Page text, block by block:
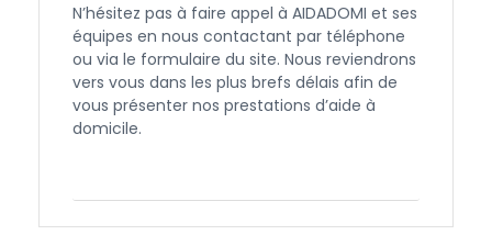
N’hésitez pas à faire appel à AIDADOMI et ses
équipes en nous contactant par téléphone
ou via le formulaire du site. Nous reviendrons
vers vous dans les plus brefs délais afin de
vous présenter nos prestations d’aide à
domicile.